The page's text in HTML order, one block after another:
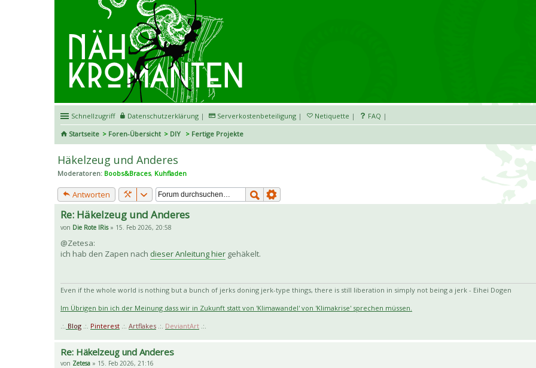
Schnellzugriff Datenschutzerklärung | Serverkostenbeteiligung | Netiquette | FAQ |
Startseite
Foren-Übersicht DIY Fertige Projekte
Häkelzeug und Anderes
Moderatoren: Boobs&Braces, Kuhfladen
Antworten
Re: Häkelzeug und Anderes
von Die Rote IRis» 15. Feb 2026, 20:58
@Zetesa:
ich hab den Zapen nach dieser Anleitung hier gehäkelt.
Even if the whole world is nothing but a bunch of jerks doning jerk-type things, there is still liberation in simply not being a jerk - Eihei Dogen
Im Übrigen bin ich der Meinung dass wir in Zukunft statt von 'Klimawandel' von 'Klimakrise' sprechen müssen.
.:. Blog .:. Pinterest .:. Artflakes .:. DeviantArt .:.
Re: Häkelzeug und Anderes
von Zetesa » 15. Feb 2026, 21:16